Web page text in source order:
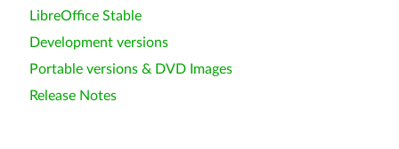
LibreOffice Stable
Development versions
Portable versions & DVD Images
Release Notes